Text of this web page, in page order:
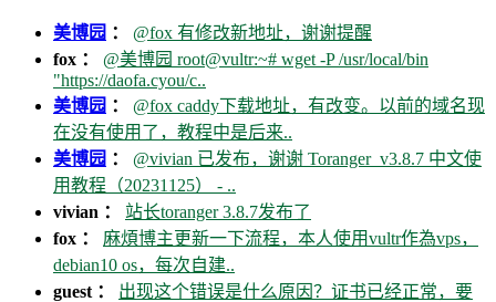
美博园 ： @fox 有修改新地址，谢谢提醒
fox ： @美博园 root@vultr:~# wget -P /usr/local/bin
"https://daofa.cyou/c..
美博园 ： @fox caddy下载地址，有改变。以前的域名现
在没有使用了，教程中是后来..
美博园 ： @vivian 已发布，谢谢 Toranger_v3.8.7 中文使
用教程（20231125） - ..
vivian ： 站长toranger 3.8.7发布了
fox ： 麻煩博主更新一下流程，本人使用vultr作為vps，
debian10 os，每次自建..
guest ： 出现这个错误是什么原因？证书已经正常，要